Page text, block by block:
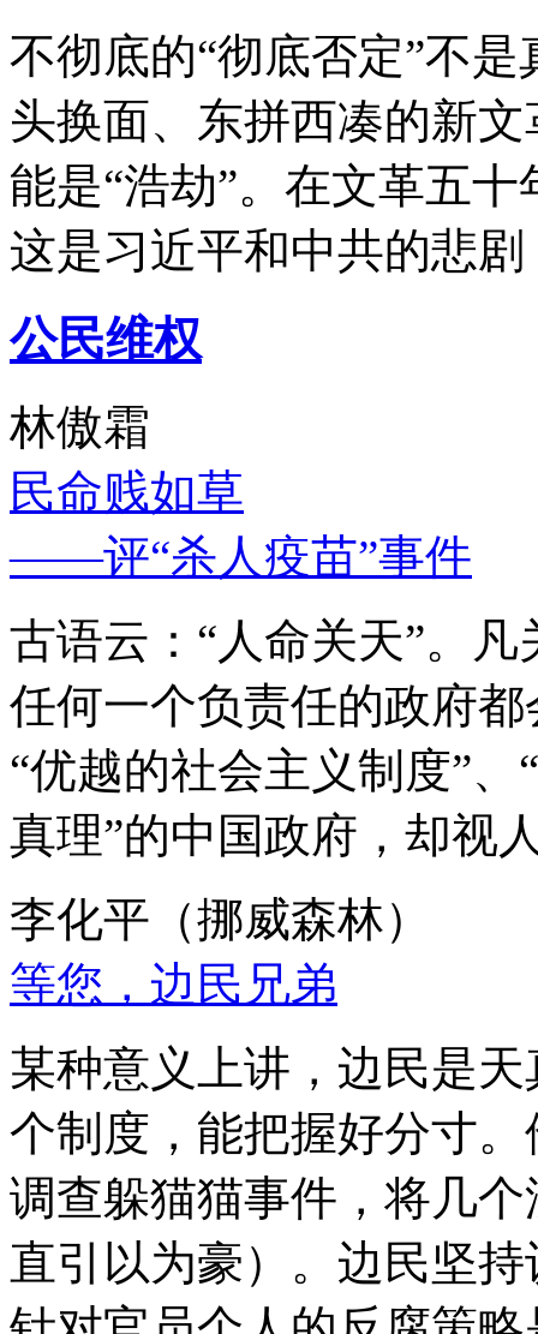
不彻底的“彻底否定”不
头换面、东拼西凑的新
能是“浩劫”。在文革五
这是习近平和中共的悲
公民维权
林傲霜
民命贱如草
——评“杀人疫苗”事件
古语云：“人命关天”。
任何一个负责任的政府
“优越的社会主义制度”
真理”的中国政府，却视
李化平（挪威森林）
等您，边民兄弟
某种意义上讲，边民是
个制度，能把握好分寸
调查躲猫猫事件，将几
直引以为豪）。边民坚